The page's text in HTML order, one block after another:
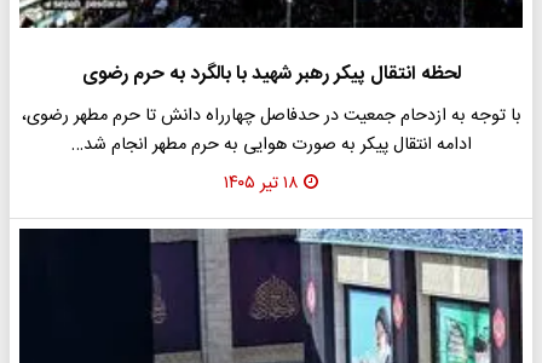
لحظه انتقال پیکر رهبر شهید با بالگرد به حرم رضوی
با توجه به ازدحام جمعیت در حدفاصل چهارراه دانش تا حرم مطهر رضوی،
ادامه انتقال پیکر به صورت هوایی به حرم مطهر انجام شد…
۱۸ تیر ۱۴۰۵